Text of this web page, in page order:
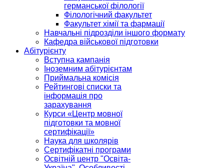
германської філології
Філологічний факультет
Факультет хімії та фармації
Навчальні підрозділи іншого формату
Кафедра військової підготовки
Абітурієнту
Вступна кампанія
Іноземним абітурієнтам
Приймальна комісія
Рейтингові списки та
інформація про
зарахування
Курси «Центр мовної
підготовки та мовної
сертифікації»
Наука для школярів
Сертифікатні програми
Освітній центр "Освіта-